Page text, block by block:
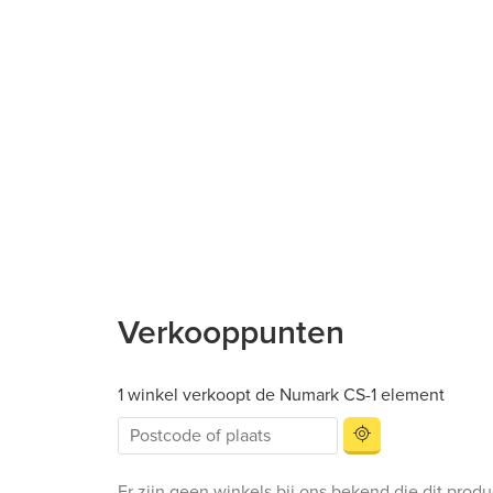
Verkooppunten
1 winkel verkoopt de Numark CS-1 element